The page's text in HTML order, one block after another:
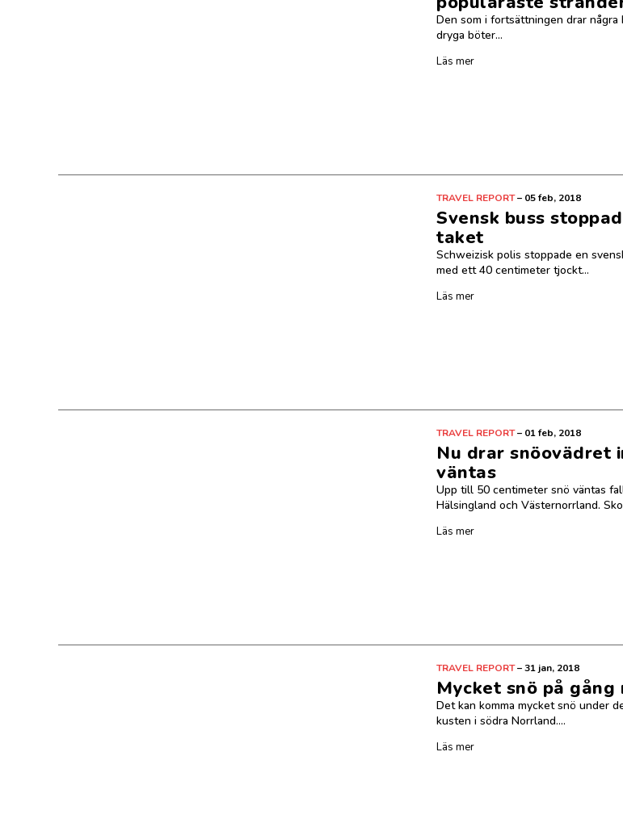
Den som i fortsättningen drar
dryga böter...
Läs mer
TRAVEL REPORT– 05 feb, 2018
Svensk buss
taket
Schweizisk polis stoppade en
med ett 40 centimeter tjockt...
Läs mer
TRAVEL REPORT– 01 feb, 2018
Nu drar snöovädret
väntas
Upp till 50 centimeter snö väntas
Hälsingland och Västernorrland.
Läs mer
TRAVEL REPORT–31 jan, 2018
Mycket snö på
Det kan komma mycket snö under
kusten i södra Norrland....
Läs mer